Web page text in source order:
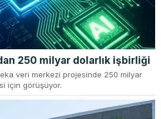
250 milyar dolarlık işbirliği
veri merkezi projesinde 250 milyar
için görüşüyor.